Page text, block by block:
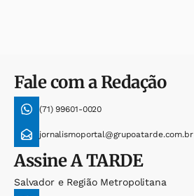
Fale com a Redação
(71) 99601-0020
jornalismoportal@grupoatarde.com.br
AssineA TARDE
Salvador e Região Metropolitana